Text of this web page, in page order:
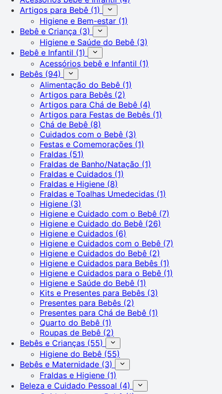
Artigos para Bebê (1)
Higiene e Bem-estar (1)
Bebê e Criança (3)
Higiene e Saúde do Bebê (3)
Bebê e Infantil (1)
Acessórios bebê e Infantil (1)
Bebês (94)
Alimentação do Bebê (1)
Artigos para Bebês (2)
Artigos para Chá de Bebê (4)
Artigos para Festas de Bebês (1)
Chá de Bebê (8)
Cuidados com o Bebê (3)
Festas e Comemorações (1)
Fraldas (51)
Fraldas de Banho/Natação (1)
Fraldas e Cuidados (1)
Fraldas e Higiene (8)
Fraldas e Toalhas Umedecidas (1)
Higiene (3)
Higiene e Cuidado com o Bebê (7)
Higiene e Cuidado do Bebê (26)
Higiene e Cuidados (6)
Higiene e Cuidados com o Bebê (7)
Higiene e Cuidados do Bebê (2)
Higiene e Cuidados para Bebês (1)
Higiene e Cuidados para o Bebê (1)
Higiene e Saúde do Bebê (1)
Kits e Presentes para Bebês (3)
Presentes para Bebês (2)
Presentes para Chá de Bebê (1)
Quarto do Bebê (1)
Roupas de Bebê (2)
Bebês e Crianças (55)
Higiene do Bebê (55)
Bebês e Maternidade (3)
Fraldas e Higiene (1)
Beleza e Cuidado Pessoal (4)